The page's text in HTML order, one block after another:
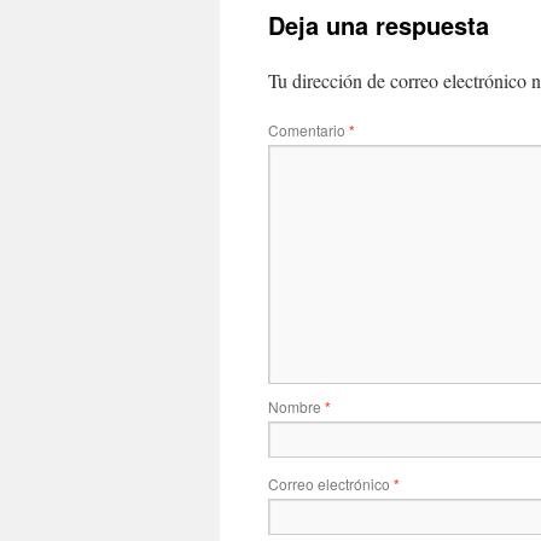
Deja una respuesta
Tu dirección de correo electrónico
Comentario *
Nombre *
Correo electrónico *